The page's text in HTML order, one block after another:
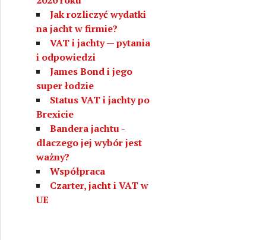
Jak rozliczyć wydatki
na jacht w firmie?
VAT i jachty — pytania
i odpowiedzi
James Bond i jego
super łodzie
Status VAT i jachty po
Brexicie
Bandera jachtu -
dlaczego jej wybór jest
ważny?
Współpraca
Czarter, jacht i VAT w
UE